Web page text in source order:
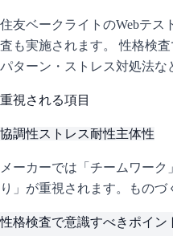
住友ベークライト のWebテス
査も実施されます。 性格検
パターン・ストレス対処法な
重視される項目
協調性ストレス耐性主体性
メーカーでは「チームワー
り」が重視されます。ものづ
性格検査で意識すべきポイン